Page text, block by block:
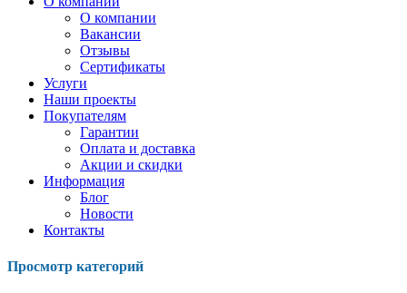
О компании
Вакансии
Отзывы
Сертификаты
Услуги
Наши проекты
Покупателям
Гарантии
Оплата и доставка
Акции и скидки
Информация
Блог
Новости
Контакты
Просмотр категорий